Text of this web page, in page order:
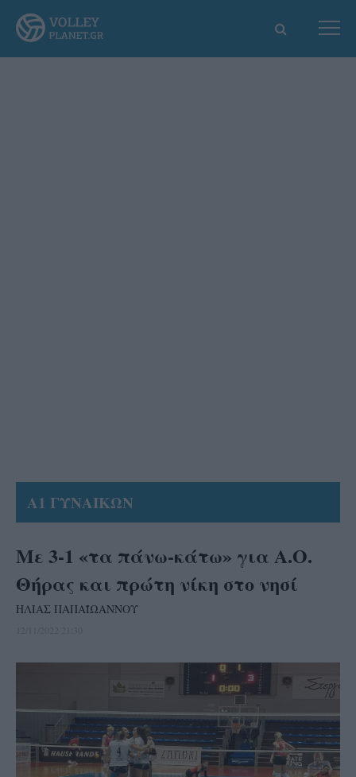
Α1 ΓΥΝΑΙΚΩΝ
Με 3-1 «τα πάνω-κάτω» για Α.Ο.
Θήρας και πρώτη νίκη στο νησί
ΗΛΙΑΣ ΠΑΠΑΪΩΑΝΝΟΥ